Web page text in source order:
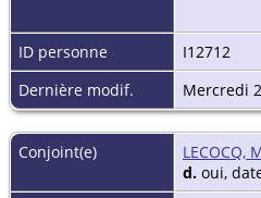
ID personne I12712
Dernière modif.
Mercredi
Conjoint(e) LECOCQ,
d. oui,